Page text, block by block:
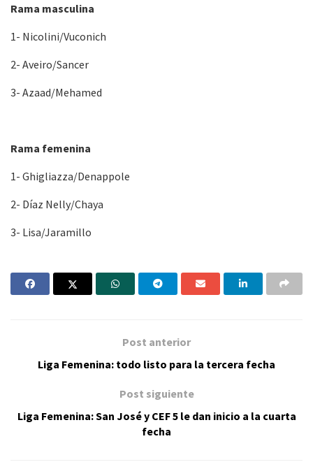
Rama masculina
1- Nicolini/Vuconich
2- Aveiro/Sancer
3- Azaad/Mehamed
Rama femenina
1- Ghigliazza/Denappole
2- Díaz Nelly/Chaya
3- Lisa/Jaramillo
Post anterior
Liga Femenina: todo listo para la tercera fecha
Post siguiente
Liga Femenina: San José y CEF 5 le dan inicio a la cuarta
fecha